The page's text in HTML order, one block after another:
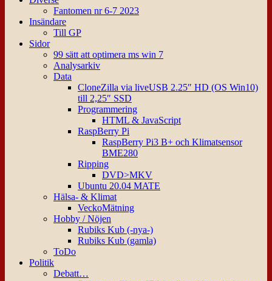
Fantomen nr 6-7 2023
Insändare
Till GP
Sidor
99 sätt att optimera ms win 7
Analysarkiv
Data
CloneZilla via liveUSB 2.25″ HD (OS Win10)
till 2,25″ SSD
Programmering
HTML & JavaScript
RaspBerry Pi
RaspBerry Pi3 B+ och Klimatsensor
BME280
Ripping
DVD>MKV
Ubuntu 20.04 MATE
Hälsa- & Klimat
VeckoMätning
Hobby / Nöjen
Rubiks Kub (-nya-)
Rubiks Kub (gamla)
ToDo
Politik
Debatt…